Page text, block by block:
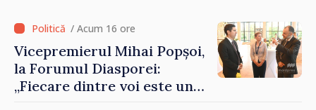
/ Acum 16 ore
Vicepremierul Mihai Popșoi,
la Forumul Diasporei:
„Fiecare dintre voi este un